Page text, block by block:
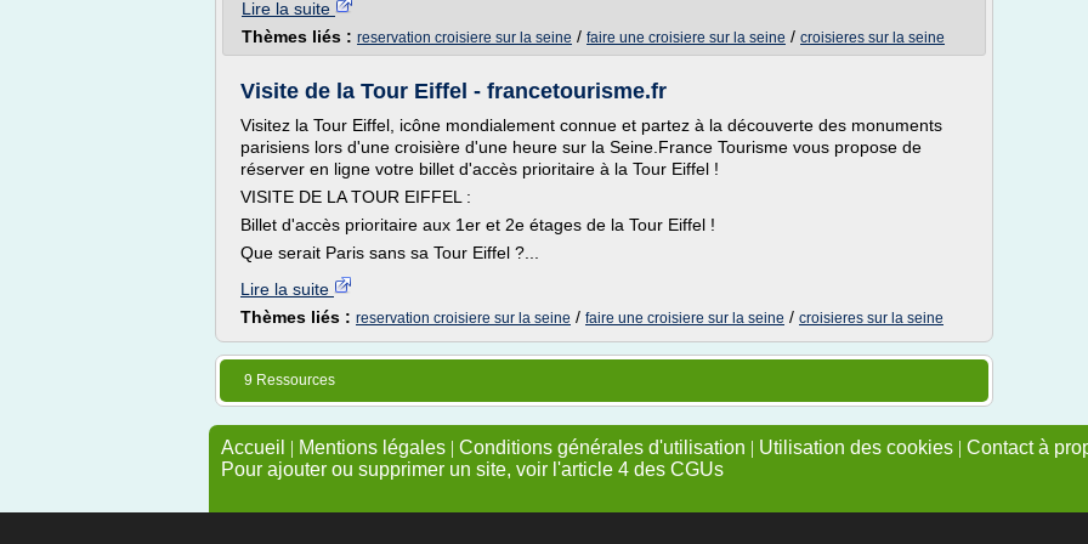
Lire la suite
Thèmes liés : reservation croisiere sur la seine / faire une croisiere sur la seine / croisieres sur la seine
Visite de la Tour Eiffel - francetourisme.fr
Visitez la Tour Eiffel, icône mondialement connue et partez à la découverte des monuments
parisiens lors d'une croisière d'une heure sur la Seine.France Tourisme vous propose de
réserver en ligne votre billet d'accès prioritaire à la Tour Eiffel !
VISITE DE LA TOUR EIFFEL :
Billet d'accès prioritaire aux 1er et 2e étages de la Tour Eiffel !
Que serait Paris sans sa Tour Eiffel ?...
Lire la suite
Thèmes liés : reservation croisiere sur la seine / faire une croisiere sur la seine / croisieres sur la seine
9 Ressources
Accueil | Mentions légales | Conditions générales d'utilisation | Utilisation des cookies | Contact à
Pour ajouter ou supprimer un site, voir l'article 4 des CGUs